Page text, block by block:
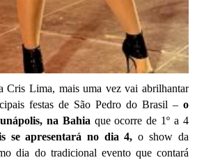
Cris Lima, mais uma vez vai abrilhantar
festas de São Pedro do Brasil – o
na Bahia que ocorre de 1º a 4
se apresentará no dia 4, o show da
dia do tradicional evento que contará